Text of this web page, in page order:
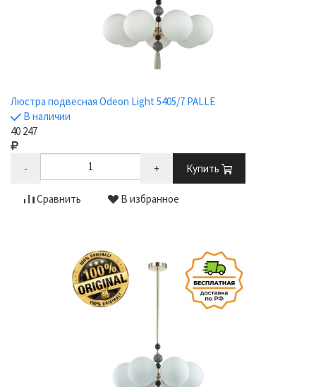
Люстра подвесная Odeon Light 5405/7 PALLE
В наличии
40 247
- + Купить
Сравнить В избранное